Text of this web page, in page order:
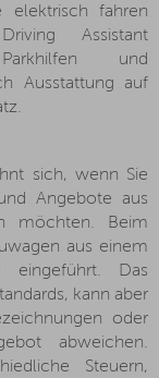
elektrisch fahren
Assistant
und
Ausstattung auf
sich, wenn Sie
Angebote aus
möchten. Beim
aus einem
eingeführt. Das
kann aber
oder
abweichen.
Steuern,